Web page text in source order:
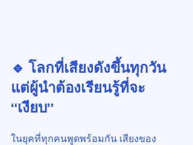
🔹 โลกที่เสียงดังขึ้นทุกวัน
แต่ผู้นำต้องเรียนรู้ที่จะ
“เงียบ”
ในยุคที่ทุกคนพูดพร้อมกัน เสียงของ